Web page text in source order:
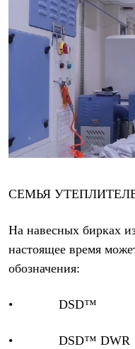
СЕМЬЯ
На навесных бирках
настоящее время
обозначения:
• DSD™
• DSD™ DWR